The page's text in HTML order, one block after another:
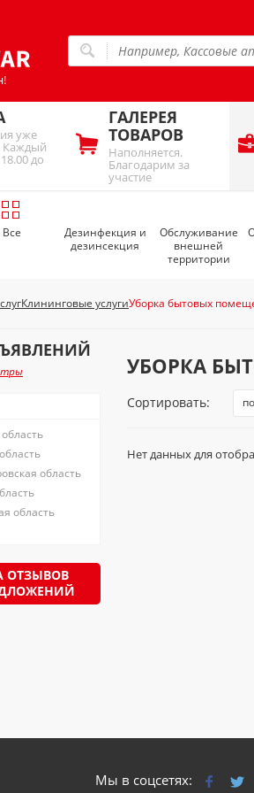
уже
Каждый
до
ГАЛЕРЕЯ
ТОВАРОВ
Наполняется.
Благодарим за
участие
Все
Дезинфекция и
дезинсекция
Обслуживание
внешней
территории
Клининговые услугиУборка бытовых
область
область
ОТЗЫВОВ
УБОРКА
Сортировать:
Нет данных для
Мы в соцсетях: